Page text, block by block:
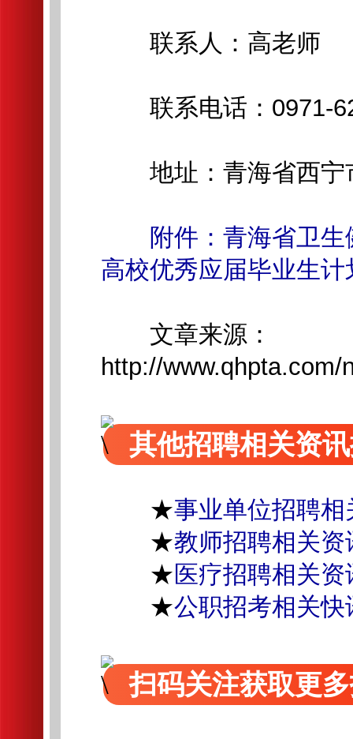
联系人：高老师
联系电话：0971-
地址：青海省西宁
附件：青海省卫
高校优秀应届毕业生
文章来源：
http://
其他招聘相关资
★事业单位招聘相
★教师招聘相关资
★医疗招聘相关资
★公职招考相关快
扫码关注获取更